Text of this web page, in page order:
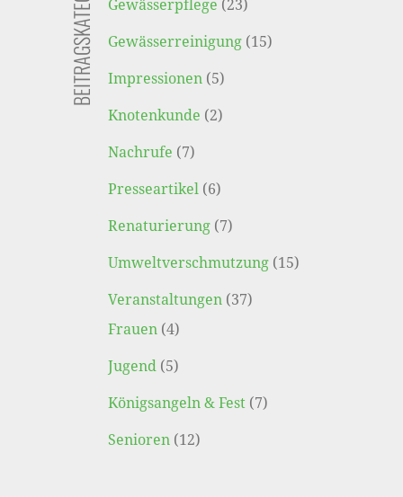
Gewässerpflege (23)
Gewässerreinigung (15)
Impressionen (5)
Knotenkunde (2)
Nachrufe (7)
Presseartikel (6)
Renaturierung (7)
Umweltverschmutzung (15)
Veranstaltungen (37)
Frauen (4)
Jugend (5)
Königsangeln & Fest (7)
Senioren (12)